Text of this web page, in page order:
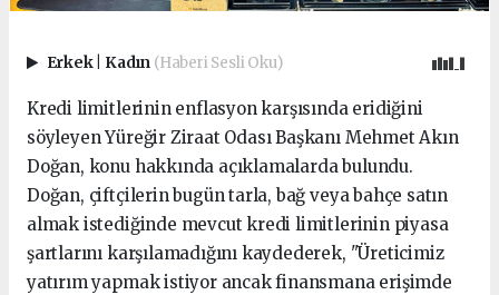
Erkek Kadın (Haberi Sesli Oku)
Kredi limitlerinin enflasyon karşısında eridiğini
söyleyen Yüreğir Ziraat Odası Başkanı Mehmet Akın
Doğan, konu hakkında açıklamalarda bulundu.
Doğan, çiftçilerin bugün tarla, bağ veya bahçe satın
almak istediğinde mevcut kredi limitlerinin piyasa
şartlarını karşılamadığını kaydederek, "Üreticimiz
yatırım yapmak istiyor ancak finansmana erişimde